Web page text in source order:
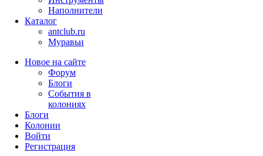
Наполнители
Каталог
antclub.ru
Муравьи
Новое на сайте
Форум
Блоги
События в
колониях
Блоги
Колонии
Войти
Peгиcтpaция